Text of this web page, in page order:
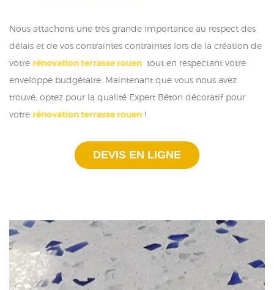
Nous attachons une très grande importance au respect des
délais et de vos contraintes contraintes lors de la création de
votre rénovation terrasse rouen tout en respectant votre
enveloppe budgétaire. Maintenant que vous nous avez
trouvé, optez pour la qualité Expert Béton décoratif pour
votre rénovation terrasse rouen !
DEVIS EN LIGNE